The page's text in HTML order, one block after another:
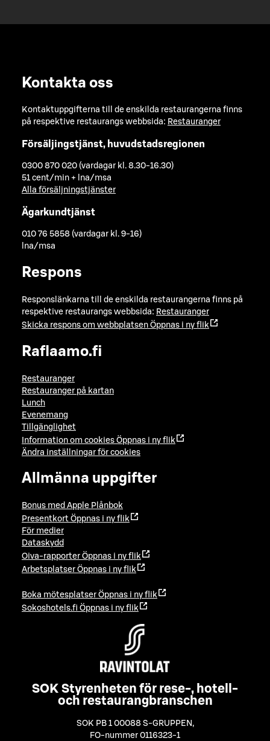
Kontakta oss
Kontaktuppgifterna till de enskilda restaurangerna finns
på respektive restaurangs webbsida: Restauranger
Försäljingstjänst, huvudstadsregionen
0300 870 020 (vardagar kl. 8.30-16.30)
51 cent/min + lna/msa
Alla försäljningstjänster
Ägarkundtjänst
010 76 5858 (vardagar kl. 9-16)
lna/msa
Respons
Responslänkarna till de enskilda restaurangerna finns på
respektive restaurangs webbsida: Restauranger
Skicka respons om webbplatsen Öppnas i ny flik
Raflaamo.fi
Restauranger
Restauranger på kartan
Lunch
Evenemang
Tillgänglighet
Information om cookies Öppnas i ny flik
Ändra inställningar för cookies
Allmänna uppgifter
Bonus med Apple Plånbok
Presentkort Öppnas i ny flik
För medier
Dataskydd
Oiva-rapporter Öppnas i ny flik
Arbetsplatser Öppnas i ny flik
Boka mötesplatser Öppnas i ny flik
Sokoshotels.fi Öppnas i ny flik
SOK Styrenheten för rese-, hotell-
och restaurangbranschen
SOK PB 1 00088 S-GRUPPEN ,
FO-nummer 0116323-1